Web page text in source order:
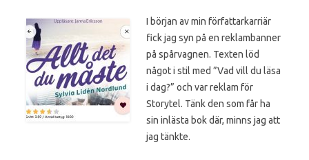
I början av min författarkarriär
fick jag syn på en reklambanner
på spårvagnen. Texten löd
något i stil med ”Vad vill du läsa
i dag?” och var reklam för
Storytel. Tänk den som får ha
sin inlästa bok där, minns jag att
jag tänkte.